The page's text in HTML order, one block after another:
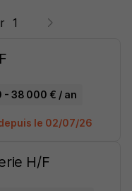
1
- 38 000 € / an
le 02/07/26
H/F